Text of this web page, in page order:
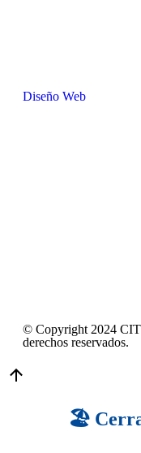
© Copyright 2024
derechos reservados.
Diseño Web
🏖️